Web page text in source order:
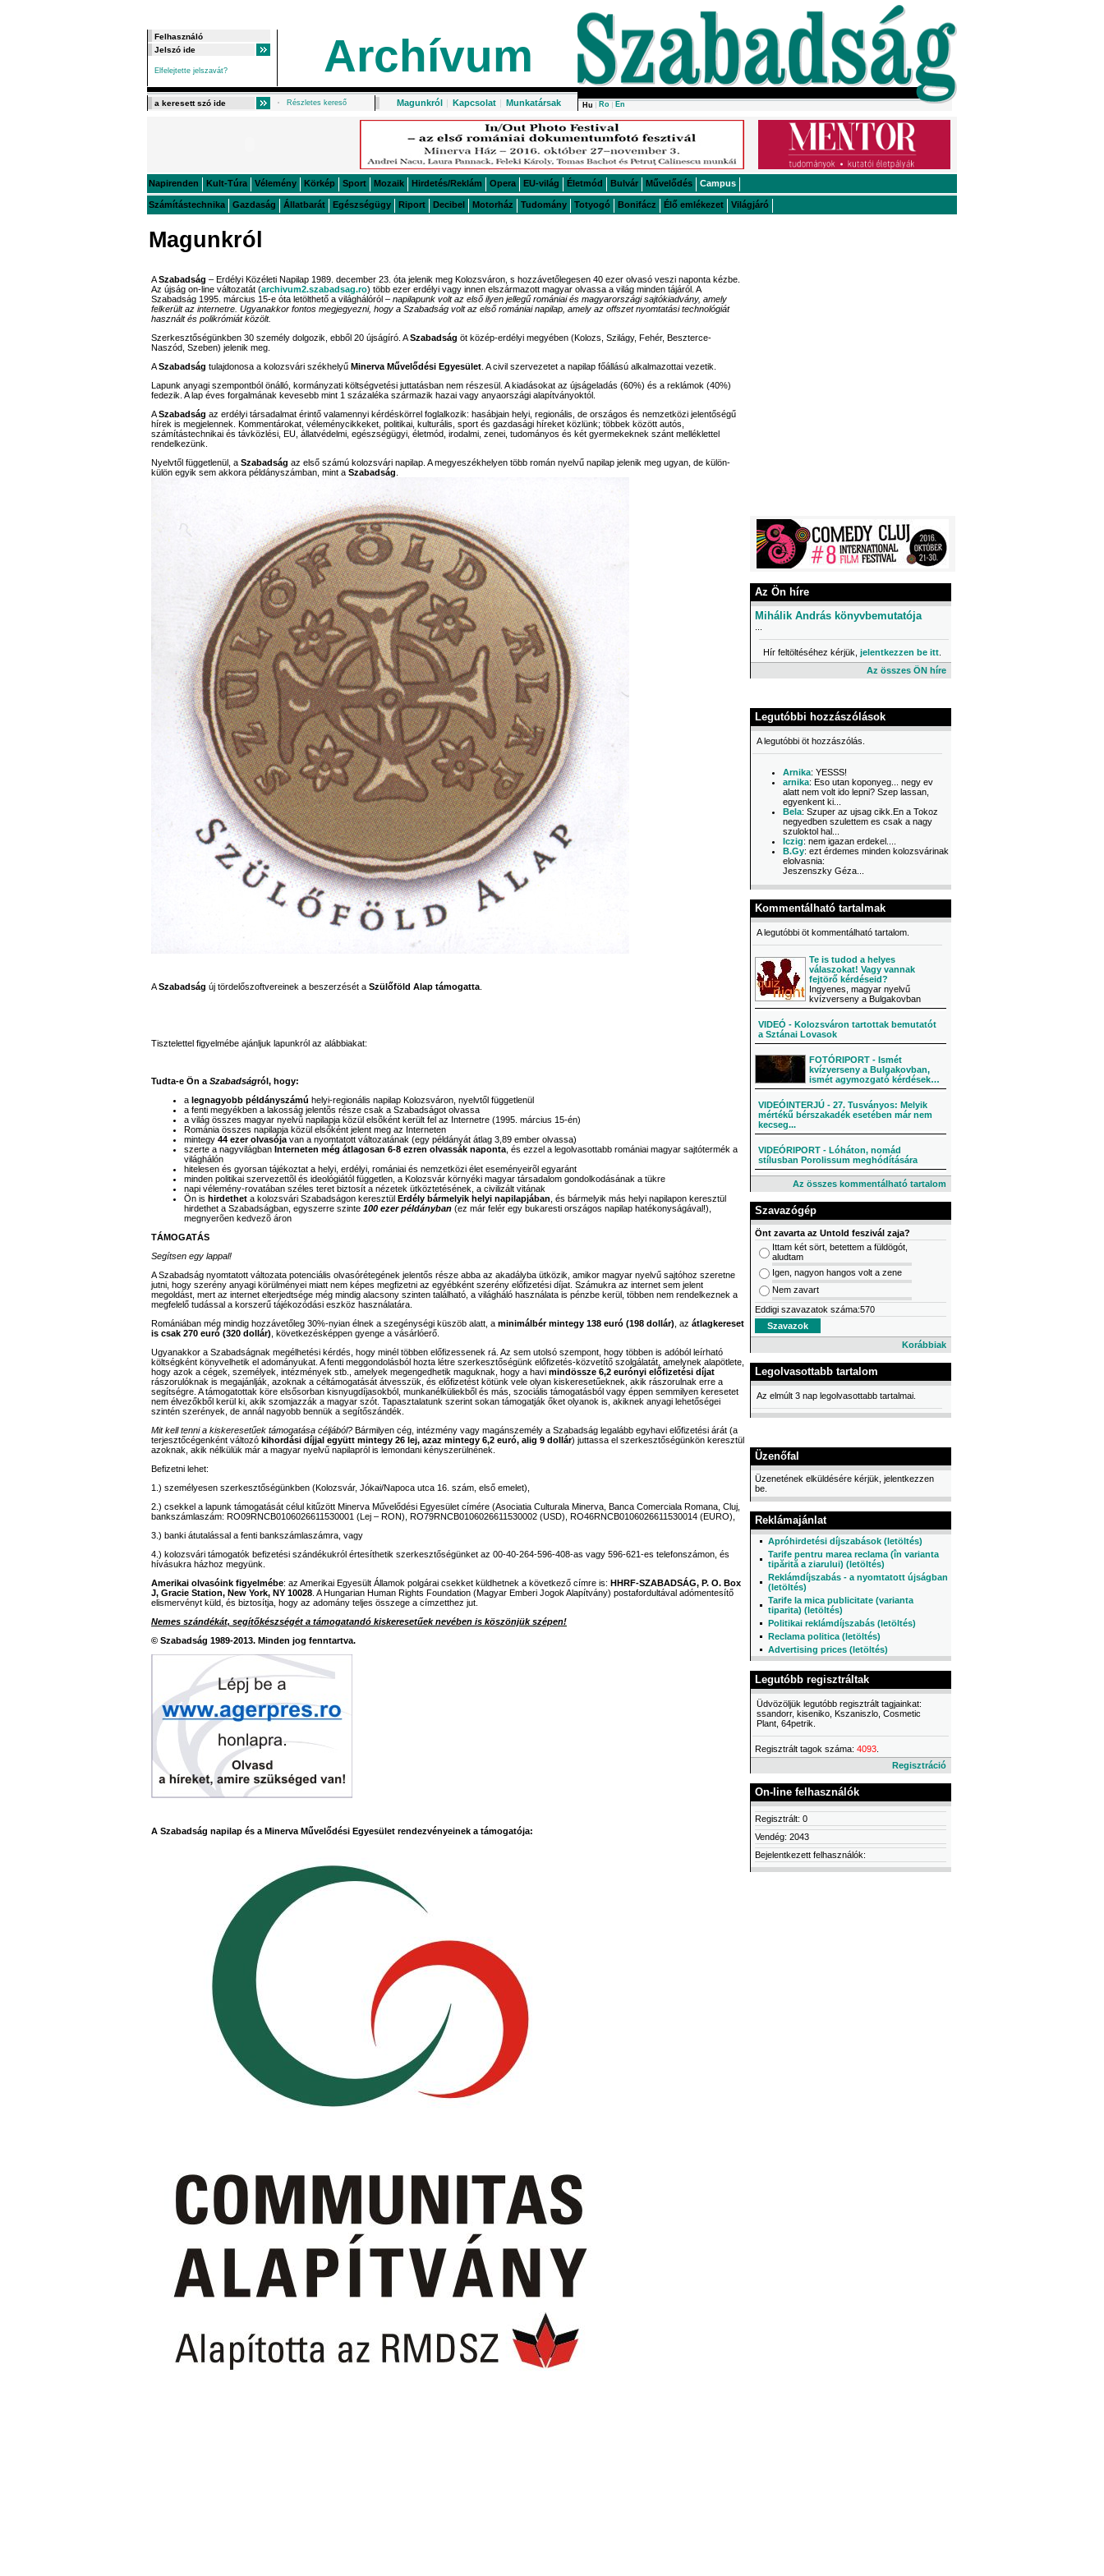
Elfelejtette jelszavát? Archívum
Részletes kereső Magunkról | Kapcsolat | Munkatársak Hu Ro En
Napirenden Kult-Túra Vélemény Körkép Sport Mozaik Hirdetés/Reklám Opera EU-világ Életmód Bulvár Művelődés Campus
Számítástechnika Gazdaság Állatbarát Egészségügy Riport Decibel Motorház Tudomány Totyogó Bonifácz Élő emlékezet Világjáró
Magunkról
ASzabadság – Erdélyi Közéleti Napilap 1989. december 23. óta jelenik meg Kolozsváron, s hozzávetőlegesen 40 ezer olvasó veszi naponta kézbe.
Az újság on-line változatát (archivum2.szabadsag.ro) több ezer erdélyi vagy innen elszármazott magyar olvassa a világ minden tájáról. A
Szabadság 1995. március 15-e óta letölthető a világhálóról – napilapunk volt az első ilyen jellegű romániai és magyarországi sajtókiadvány, amely
felkerült az internetre. Ugyanakkor fontos megjegyezni, hogy a Szabadság volt az első romániai napilap, amely az offszet nyomtatási technológiát
használt és polikrómiát közölt.
Szerkesztőségünkben 30 személy dolgozik, ebből 20 újságíró. ASzabadság öt közép-erdélyi megyében (Kolozs, Szilágy, Fehér, Beszterce-
Naszód, Szeben) jelenik meg.
ASzabadság tulajdonosa a kolozsvári székhelyű Minerva Művelődési Egyesület . A civil szervezetet a napilap főállású alkalmazottai vezetik.
Lapunk anyagi szempontból önálló, kormányzati költségvetési juttatásban nem részesül. A kiadásokat az újságeladás (60%) és a reklámok (40%)
fedezik. A lap éves forgalmának kevesebb mint 1 százaléka származik hazai vagy anyaországi alapítványoktól.
ASzabadság az erdélyi társadalmat érintő valamennyi kérdéskörrel foglalkozik: hasábjain helyi, regionális, de országos és nemzetközi jelentőségű
hírek is megjelennek. Kommentárokat, véleménycikkeket, politikai, kulturális, sport és gazdasági híreket közlünk; többek között autós,
számítástechnikai és távközlési, EU, állatvédelmi, egészségügyi, életmód, irodalmi, zenei, tudományos és két gyermekeknek szánt melléklettel
rendelkezünk.
Nyelvtől függetlenül, a Szabadság az első számú kolozsvári napilap. A megyeszékhelyen több román nyelvű napilap jelenik meg ugyan, de külön-
külön egyik sem akkora példányszámban, mint a Szabadság
ASzabadság új tördelőszoftvereinek a beszerzését a Szülőföld Alap támogatta
Tisztelettel figyelmébe ajánljuk lapunkról az alábbiakat:
Tudta-e Ön a Szabadságról, hogy:
a legnagyobb példányszámú helyi-regionális napilap Kolozsváron, nyelvtől függetlenül
a fenti megyékben a lakosság jelentõs része csak a Szabadságot olvassa
a világ összes magyar nyelvû napilapja közül elsõként került fel az Internetre (1995. március 15-én)
Románia összes napilapja közül elsőként jelent meg az Interneten
mintegy 44 ezer olvasója van a nyomtatott változatának (egy példányát átlag 3,89 ember olvassa)
szerte a nagyvilágban Interneten még átlagosan 6-8 ezren olvassák naponta , és ezzel a legolvasottabb romániai magyar sajtótermék a
világhálón
hitelesen és gyorsan tájékoztat a helyi, erdélyi, romániai és nemzetközi élet eseményeirõl egyaránt
minden politikai szervezettõl és ideológiától független, a Kolozsvár környéki magyar társadalom gondolkodásának a tükre
napi vélemény-rovatában széles teret biztosít a nézetek ütköztetésének, a civilizált vitának
Ön is hirdethet a kolozsvári Szabadságon keresztül Erdély bármelyik helyi napilapjában , és bármelyik más helyi napilapon keresztül
hirdethet a Szabadságban, egyszerre szinte 100 ezer példányban (ez már felér egy bukaresti országos napilap hatékonyságával!),
megnyerõen kedvezõ áron
TÁMOGATÁS
Segítsen egy lappal!
A Szabadság nyomtatott változata potenciális olvasórétegének jelentős része abba az akadályba ütközik, amikor magyar nyelvű sajtóhoz szeretne
jutni, hogy szerény anyagi körülményei miatt nem képes megfizetni az egyébként szerény előfizetési díjat. Számukra az internet sem jelent
megoldást, mert az internet elterjedtsége még mindig alacsony szinten található, a világháló használata is pénzbe kerül, többen nem rendelkeznek a
megfelelő tudással a korszerű tájékozódási eszköz használatára.
Romániában még mindig hozzávetőleg 30%-nyian élnek a szegénységi küszöb alatt, a minimálbér mintegy 138 euró (198 dollár) , az átlagkereset
is csak 270 euró (320 dollár) , következésképpen gyenge a vásárlóerő.
Ugyanakkor a Szabadságnak megélhetési kérdés, hogy minél többen előfizessenek rá. Az sem utolsó szempont, hogy többen is adóból leírható
költségként könyvelhetik el adományukat. A fenti meggondolásból hozta létre szerkesztőségünk előfizetés-közvetítő szolgálatát, amelynek alapötlete,
hogy azok a cégek, személyek, intézmények stb., amelyek megengedhetik maguknak, hogy a havi mindössze 6,2 eurónyi előfizetési díjat
rászorulóknak is megajánlják, azoknak a céltámogatását átvesszük, és előfizetést kötünk vele olyan kiskeresetűeknek, akik rászorulnak erre a
segítségre. A támogatottak köre elsősorban kisnyugdíjasokból, munkanélküliekből és más, szociális támogatásból vagy éppen semmilyen keresetet
nem élvezőkből kerül ki, akik szomjazzák a magyar szót. Tapasztalatunk szerint sokan támogatják őket olyanok is, akiknek anyagi lehetőségei
szintén szerények, de annál nagyobb bennük a segítőszándék.
Mit kell tenni a kiskeresetűek támogatása céljából? Bármilyen cég, intézmény vagy magánszemély a Szabadság legalább egyhavi előfizetési árát (a
terjesztőcégenként változó kihordási díjjal együtt mintegy 26 lej, azaz mintegy 6,2 euró, alig 9 dollár) juttassa el szerkesztőségünkön keresztül
azoknak, akik nélkülük már a magyar nyelvű napilapról is lemondani kényszerülnének.
Befizetni lehet:
1.) személyesen szerkesztőségünkben (Kolozsvár, Jókai/Napoca utca 16. szám, első emelet),
2.) csekkel a lapunk támogatását célul kitűzött Minerva Művelődési Egyesület címére (Asociatia Culturala Minerva, Banca Comerciala Romana, Cluj,
bankszámlaszám: RO09RNCB0106026611530001 (Lej – RON), RO79RNCB0106026611530002 (USD), RO46RNCB0106026611530014 (EURO),
3.) banki átutalással a fenti bankszámlaszámra, vagy
4.) kolozsvári támogatók befizetési szándékukról értesíthetik szerkesztőségünket az 00-40-264-596-408-as vagy 596-621-es telefonszámon, és
hívásukra házhoz megyünk.
Amerikai olvasóink figyelmébe: az Amerikai Egyesült Államok polgárai csekket küldhetnek a következő címre is: HHRF-SZABADSÁG, P. O. Box
J, Gracie Station, New York, NY 10028 . A Hungarian Human Rights Foundation (Magyar Emberi Jogok Alapítvány) postafordultával adómentesítő
elismervényt küld, és biztosítja, hogy az adomány teljes összege a címzetthez jut.
Nemes szándékát, segítőkészségét a támogatandó kiskeresetűek nevében is köszönjük szépen!
© Szabadság 1989-2013. Minden jog fenntartva.
A Szabadság napilap és a Minerva Művelődési Egyesület rendezvényeinek a támogatója:
Az Ön híre
Mihálik András könyvbemutatója
Hír feltöltéséhez kérjük, jelentkezzen be itt
Az összes ÖN híre
Legutóbbi hozzászólások
A legutóbbi öt hozzászólás.
Arnika: YESSS!
arnika: Eso utan koponyeg... negy ev
alatt nem volt ido lepni? Szep lassan,
egyenkent ki...
Bela: Szuper az ujsag cikk.En a Tokoz
negyedben szulettem es csak a nagy
szuloktol hal...
Iczig: nem igazan erdekel....
B.Gy: ezt érdemes minden kolozsvárinak
elolvasnia:
Jeszenszky Géza...
Kommentálható tartalmak
A legutóbbi öt kommentálható tartalom.
Te is tudod a helyes
válaszokat! Vagy vannak
fejtörő kérdéseid?
Ingyenes, magyar nyelvű
kvízverseny a Bulgakovban
VIDEÓ - Kolozsváron tartottak bemutatót
a Sztánai Lovasok
FOTÓRIPORT - Ismét
kvízverseny a Bulgakovban,
ismét agymozgató kérdések…
VIDEÓINTERJÚ - 27. Tusványos: Melyik
mértékű bérszakadék esetében már nem
kecseg...
VIDEÓRIPORT - Lóháton, nomád
stílusban Porolissum meghódítására
Az összes kommentálható tartalom
Szavazógép
Önt zavarta az Untold feszivál zaja?
Ittam két sört, betettem a füldögót,
aludtam
Igen, nagyon hangos volt a zene
Nem zavart
Eddigi szavazatok száma:570
Korábbiak
Legolvasottabb tartalom
Az elmúlt 3 nap legolvasottabb tartalmai.
Üzenőfal
Üzenetének elküldésére kérjük, jelentkezzen
be.
Reklámajánlat
Apróhirdetési díjszabások (letöltés)
Tarife pentru marea reclama (în varianta
tipărită a ziarului) (letöltés)
Reklámdíjszabás - a nyomtatott újságban
(letöltés)
Tarife la mica publicitate (varianta
tiparita) (letöltés)
Politikai reklámdíjszabás (letöltés)
Reclama politica (letöltés)
Advertising prices (letöltés)
Legutóbb regisztráltak
Üdvözöljük legutóbb regisztrált tagjainkat:
ssandorr, kiseniko, Kszaniszlo, Cosmetic
Plant, 64petrik.
Regisztrált tagok száma: 4093
Regisztráció
On-line felhasználók
Regisztrált: 0
Vendég: 2043
Bejelentkezett felhasználók: